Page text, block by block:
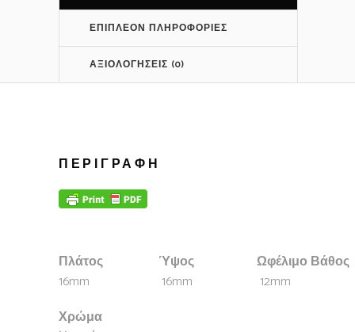
ΕΠΙΠΛΈΟΝ ΠΛΗΡΟΦΟΡΊΕΣ
ΑΞΙΟΛΟΓΉΣΕΙΣ (0)
ΠΕΡΙΓΡΑΦΉ
Πλάτος
16mm
Ύψος
16mm
Ωφέλιμο Βάθος
12mm
Χρώμα